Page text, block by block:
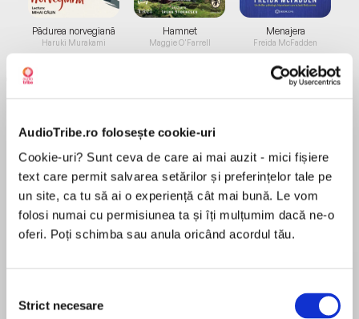
AudioTribe.ro folosește cookie-uri
Cookie-uri? Sunt ceva de care ai mai auzit - mici fișiere
text care permit salvarea setărilor și preferințelor tale pe
un site, ca tu să ai o experiență cât mai bună. Le vom
folosi numai cu permisiunea ta și îți mulțumim dacă ne-o
oferi. Poți schimba sau anula oricând acordul tău.
consimțământului
Strict necesare
Pădurea norvegiană
Haruki Murakami
Elita de Argint (Elita
de...
Dani Francis
Hamnet
Maggie O'Farrell
Diavolul se îmbracă de
la...
Lauren Weisberger
Menajera
Freida McFadden
Migdală
Sohn Won-pyung
A highly personal and moving true story of